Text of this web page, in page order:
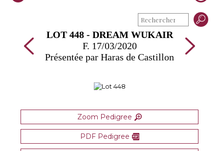
LOT 448 - DREAM WUKAIR
F. 17/03/2020
Présentée par Haras de Castillon
Zoom Pedigree
PDF Pedigree